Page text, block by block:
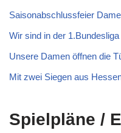
Saisonabschlussfeier
Wir sind in der
Unsere Damen öffnen die
Mit zwei Siegen aus
Spielpläne /